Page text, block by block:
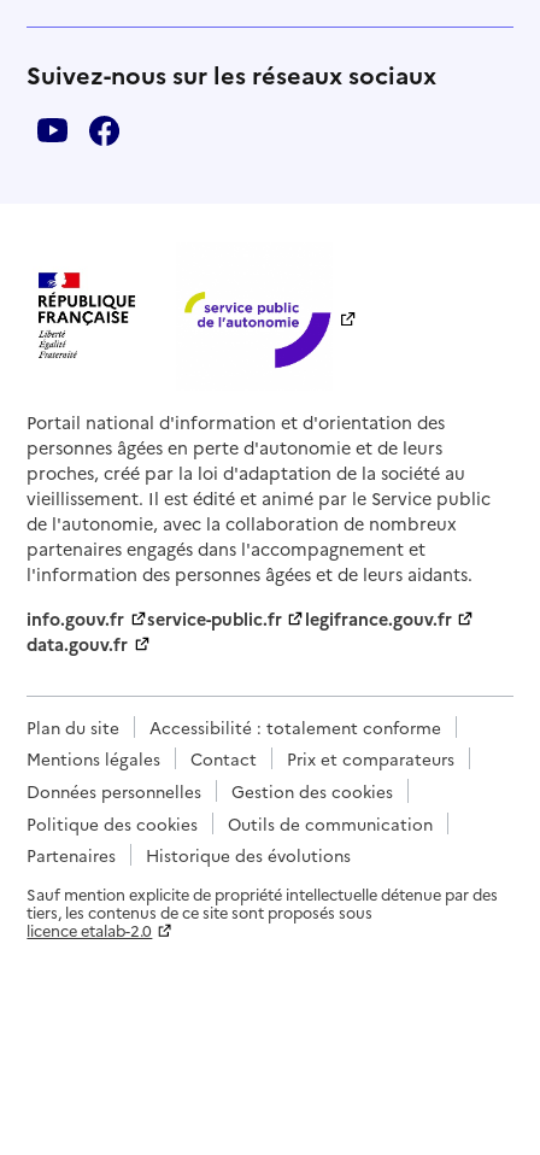
Suivez-nous sur les réseaux sociaux
Portail national d'information et d'orientation des
personnes âgées en perte d'autonomie et de leurs
proches, créé par la loi d'adaptation de la société au
vieillissement. Il est édité et animé par le Service public
de l'autonomie, avec la collaboration de nombreux
partenaires engagés dans l'accompagnement et
l'information des personnes âgées et de leurs aidants.
info.gouv.fr
service-public.fr
legifrance.gouv.fr
data.gouv.fr
Plan du site
Accessibilité : totalement conforme
Mentions légales
Contact
Prix et comparateurs
Données personnelles
Gestion des cookies
Politique des cookies
Outils de communication
Partenaires
Historique des évolutions
Sauf mention explicite de propriété intellectuelle détenue par des
tiers, les contenus de ce site sont proposés sous
licence etalab-2.0